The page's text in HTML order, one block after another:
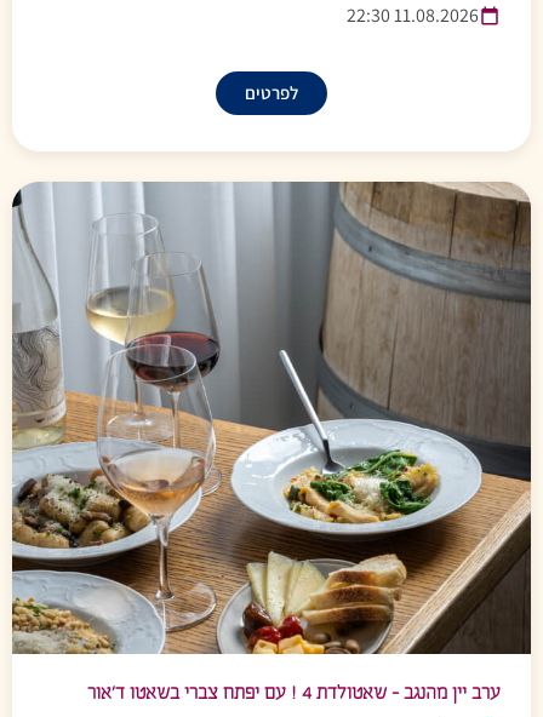
11.08.2026 22:30
לפרטים
ערב יין מהנגב – שאטולדת 4 ! עם יפתח צברי בשאטו ד’אור